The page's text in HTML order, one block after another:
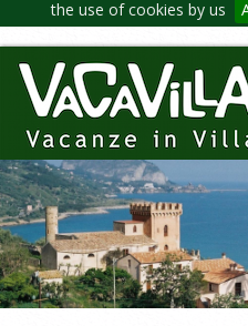
the use of cookies by us